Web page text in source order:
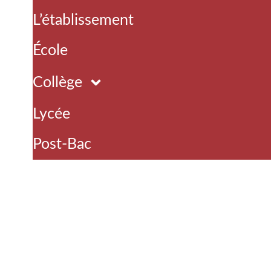
L’établissement
École
Collège
Lycée
Post-Bac